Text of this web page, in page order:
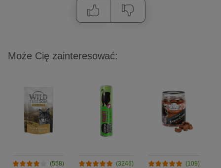
Może Cię zainteresować:
(558) (3246) (109)